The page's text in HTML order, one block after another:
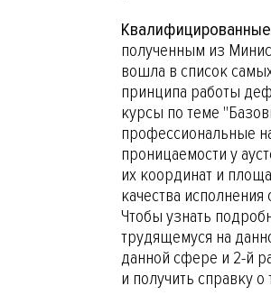
полученным из
вошла в список
принципа работы
курсы по теме
профессиональные
проницаемости у
их координат и
качества
Чтобы узнать
трудящемуся на
данной сфере и 2-й
и получить справку